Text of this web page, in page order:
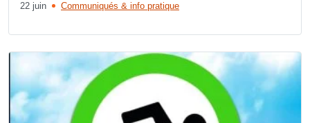
22 juin Communiqués & info pratique